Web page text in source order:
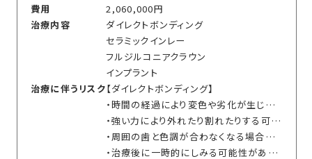
費用
2,060,000円
治療内容
ダイレクトボンディング
セラミックインレー
フルジルコニアクラウン
インプラント
治療に伴うリスク【ダイレクトボンディング】
・時間の経過により変色や劣化が生じる可能性があります
・強い力により外れたり割れたりする可能性があります
・周囲の歯と色調が合わなくなる場合があります
・治療後に一時的にしみる可能性があります